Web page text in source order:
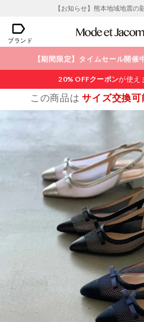
【お知らせ】熊本地域地震の
ブランド
【期間限定】タイムセール開催
20% OFFクーポンが使え
この商品はサイズ交換